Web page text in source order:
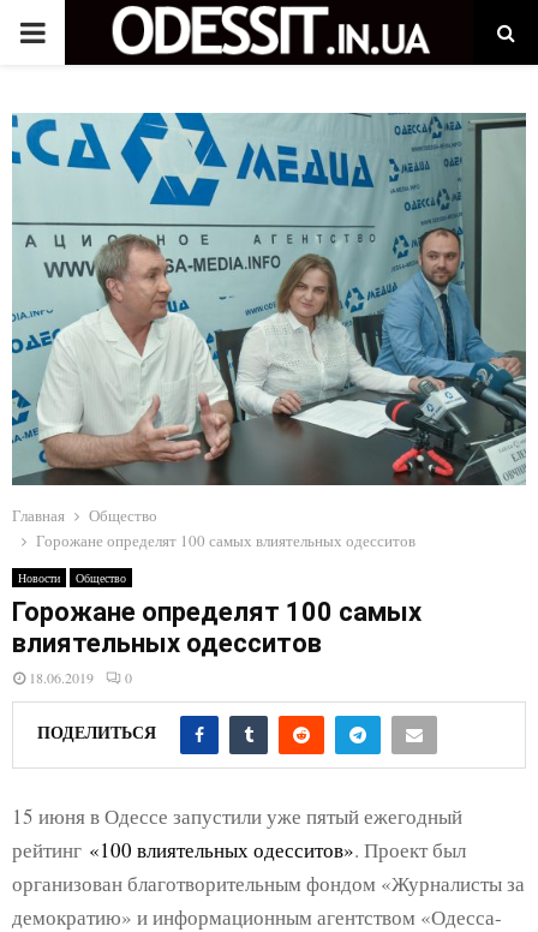
P
I
M
R
Y
M
E
N
U
Главная
Общество
Горожане определят 100 самых влиятельных одесситов
Новости Общество
Горожане определят 100 самых
влиятельных одесситов
18.06.2019 0
ПОДЕЛИТЬСЯ
15 июня в Одессе запустили уже пятый ежегодный
рейтинг «100 влиятельных одесситов». Проект был
организован благотворительным фондом «Журналисты за
демократию» и информационным агентством «Одесса-